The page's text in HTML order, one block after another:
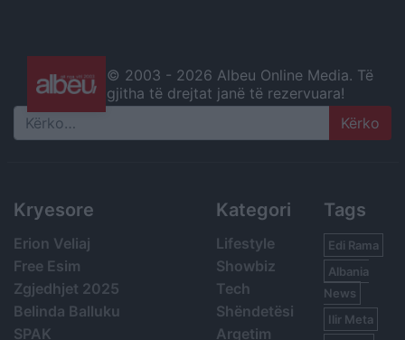
© 2003 - 2026 Albeu Online Media. Të
gjitha të drejtat janë të rezervuara!
Search
Kryesore
Erion Veliaj
Free Esim
Zgjedhjet 2025
Belinda Balluku
SPAK
Kategori
Lifestyle
Showbiz
Tech
Shëndetësi
Argetim
Tags
Edi Rama
Albania
News
Ilir Meta